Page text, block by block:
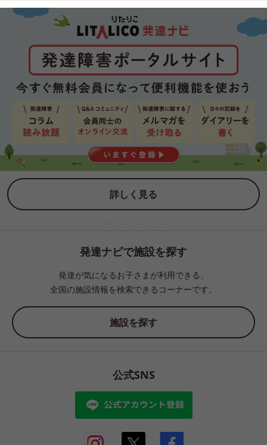
詳しく見る
発達ナビで施設を探す
発達が気になるお子さまが利用できる、
全国の施設情報を検索できるコーナーです。
施設を探す
公式SNS